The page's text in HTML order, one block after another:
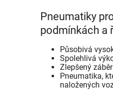
Pneumatiky
podmínkách a
Působivá
Spolehlivá
Zlepšený
Pneumatika,
naložených